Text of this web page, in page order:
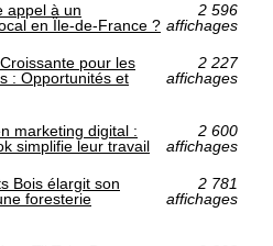
appel à un
en Île-de-France ?
2 596
affichages
pour les
: Opportunités et
2 227
affichages
marketing digital :
simplifie leur travail
2 600
affichages
Bois élargit son
foresterie
2 781
affichages